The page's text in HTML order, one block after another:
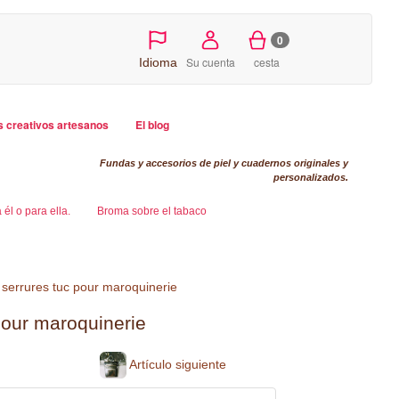
Idioma Su cuenta
0
cesta
creativos artesanos El blog
Fundas y accesorios de piel y cuadernos originales y
personalizados.
él o para ella. Broma sobre el tabaco
tuc pour maroquinerie
maroquinerie
Artículo siguiente